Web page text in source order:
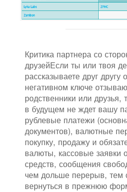
Критика партнера со
друзейЕсли ты или твоя
рассказываете друг другу
негативном ключе
родственники или друзья,
в будущем не ждет вашу
рублевые платежи
документов), валютные
покупку, продажу и
валюты, кассовые заявки
средств, сообщения
чем дольше перерыв, тем
вернуться в прежнюю